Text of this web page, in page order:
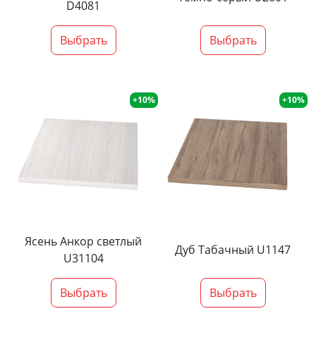
D4081
Выбрать Выбрать
+10%
Ясень Анкор светлый
U31104
Выбрать
+10%
Дуб Табачный U1147
Выбрать